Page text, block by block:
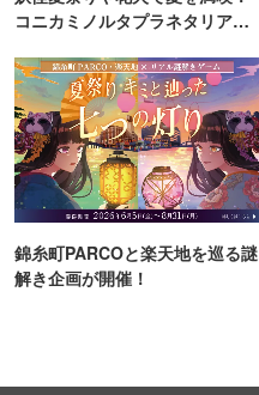
コニカミノルタプラネタリア
錦糸町PARCOと楽天地を巡る謎
解き企画が開催！